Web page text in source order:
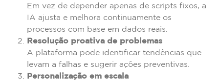
Em vez de depender apenas de scripts fixos, a
IA ajusta e melhora continuamente os
processos com base em dados reais.
Resolução proativa de problemas
A plataforma pode identificar tendências que
levam a falhas e sugerir ações preventivas.
Personalização em escala